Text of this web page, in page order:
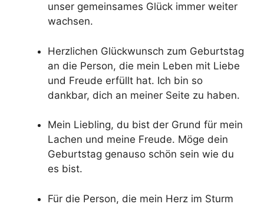
unser gemeinsames Glück immer weiter
wachsen.
Herzlichen Glückwunsch zum Geburtstag
an die Person, die mein Leben mit Liebe
und Freude erfüllt hat. Ich bin so
dankbar, dich an meiner Seite zu haben.
Mein Liebling, du bist der Grund für mein
Lachen und meine Freude. Möge dein
Geburtstag genauso schön sein wie du
es bist.
Für die Person, die mein Herz im Sturm